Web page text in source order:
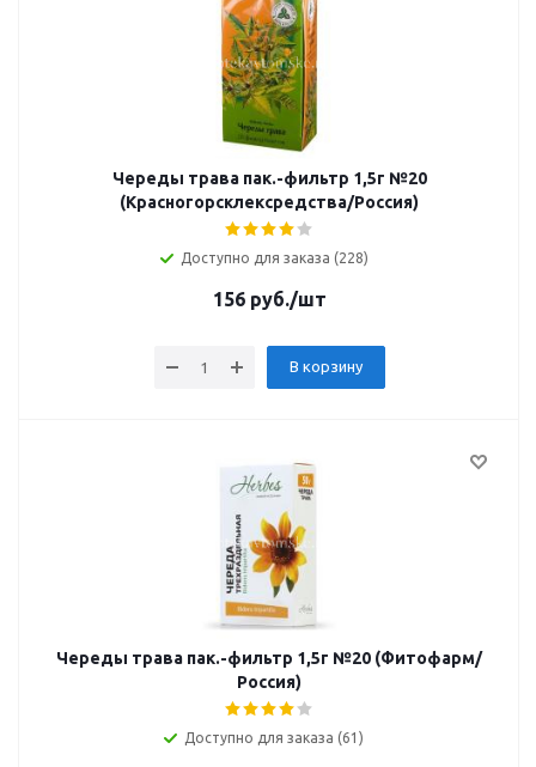
Череды трава пак.-фильтр 1,5г №20
(Красногорсклексредства/Россия)
Доступно для заказа (228)
156руб./шт
В корзину
Череды трава пак.-фильтр 1,5г №20 (Фитофарм/
Россия)
Доступно для заказа (61)